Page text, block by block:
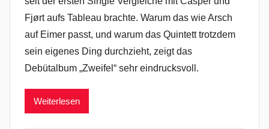
Fjørt aufs Tableau brachte. Warum das wie Arsch
auf Eimer passt, und warum das Quintett trotzdem
sein eigenes Ding durchzieht, zeigt das
Debütalbum „Zweifel“ sehr eindrucksvoll.
Weiterlesen